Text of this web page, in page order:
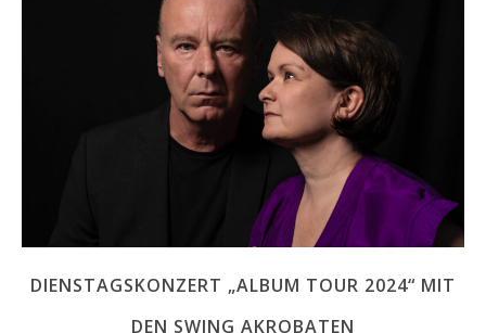
DIENSTAGSKONZERT „ALBUM TOUR 2024“ MIT
DEN SWING AKROBATEN